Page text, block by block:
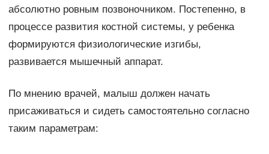
абсолютно ровным позвоночником. Постепенно, в
процессе развития костной системы, у ребенка
формируются физиологические изгибы,
развивается мышечный аппарат.
По мнению врачей, малыш должен начать
присаживаться и сидеть самостоятельно согласно
таким параметрам: